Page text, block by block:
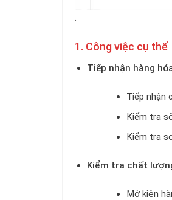
1. Công việc cụ thể
Tiếp nhận hàng
Tiếp nhận
Kiểm tra
Kiểm tra
Kiểm tra chất
Mở kiện